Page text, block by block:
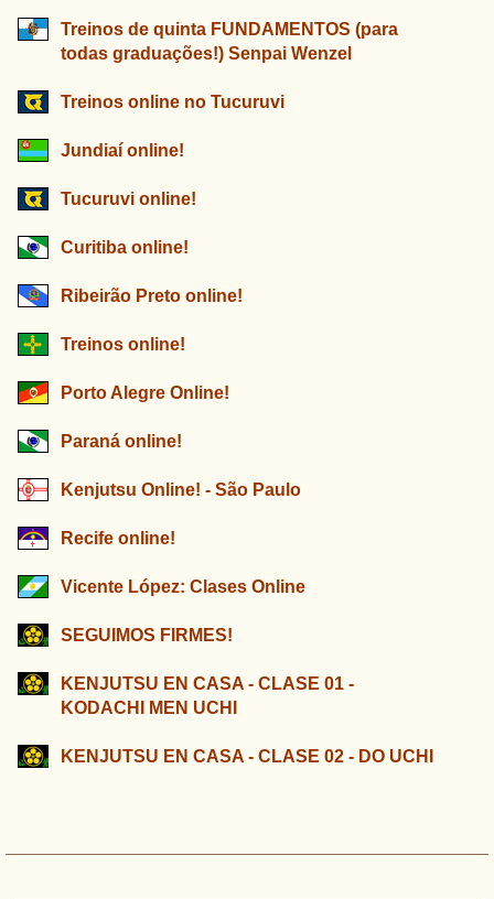
Treinos de quinta FUNDAMENTOS (para
todas graduações!) Senpai Wenzel
Treinos online no Tucuruvi
Jundiaí online!
Tucuruvi online!
Curitiba online!
Ribeirão Preto online!
Treinos online!
Porto Alegre Online!
Paraná online!
Kenjutsu Online! - São Paulo
Recife online!
Vicente López: Clases Online
SEGUIMOS FIRMES!
KENJUTSU EN CASA - CLASE 01 -
KODACHI MEN UCHI
KENJUTSU EN CASA - CLASE 02 - DO UCHI